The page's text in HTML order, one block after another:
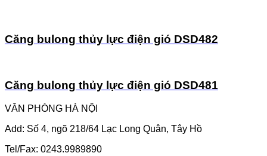
Căng bulong thủy lực điện gió DSD482
Căng bulong thủy lực điện gió DSD481
VĂN PHÒNG HÀ NỘI
Add: Số 4, ngõ 218/64 Lạc Long Quân, Tây Hồ
Tel/Fax: 0243.9989890